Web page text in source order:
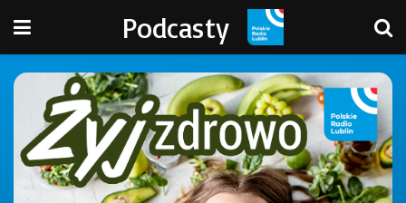
Podcasty